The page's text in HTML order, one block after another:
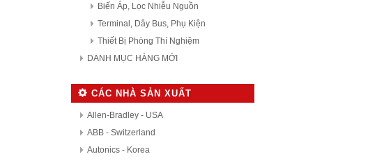
Biến Áp, Lọc Nhiễu Nguồn
Terminal, Dây Bus, Phụ Kiện
Thiết Bị Phòng Thí Nghiệm
DANH MỤC HÀNG MỚI
CÁC NHÀ SẢN XUẤT
Allen-Bradley - USA
ABB - Switzerland
Autonics - Korea